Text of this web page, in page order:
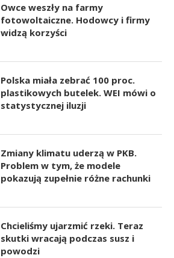
Owce weszły na farmy
fotowoltaiczne. Hodowcy i firmy
widzą korzyści
Polska miała zebrać 100 proc.
plastikowych butelek. WEI mówi o
statystycznej iluzji
Zmiany klimatu uderzą w PKB.
Problem w tym, że modele
pokazują zupełnie różne rachunki
Chcieliśmy ujarzmić rzeki. Teraz
skutki wracają podczas susz i
powodzi